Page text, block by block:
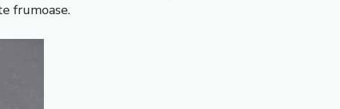
frumoase.